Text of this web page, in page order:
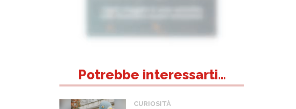
Potrebbe interessarti...
CURIOSITÀ